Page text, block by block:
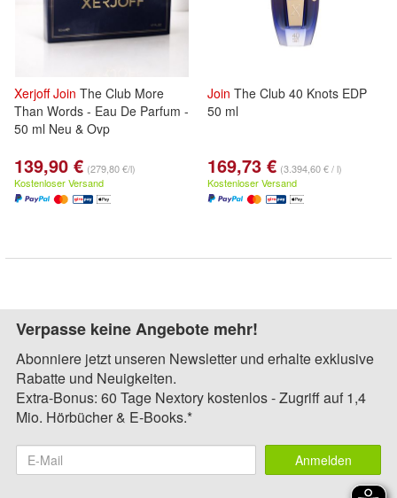
Xerjoff Join The Club More
Than Words - Eau De Parfum -
50 ml Neu & Ovp
139,90 € (279,80 €/l)
Kostenloser Versand
Join The Club 40 Knots EDP
50 ml
169,73 € (3.394,60 € / l)
Kostenloser Versand
Verpasse keine Angebote mehr!
Abonniere jetzt unseren Newsletter und erhalte exklusive
Rabatte und Neuigkeiten.
Extra-Bonus: 60 Tage Nextory kostenlos - Zugriff auf 1,4
Mio. Hörbücher & E-Books.*
Anmelden